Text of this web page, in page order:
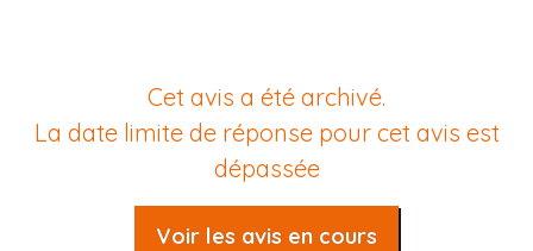
Cet avis a été archivé.
La date limite de réponse pour cet avis est
dépassée
Voir les avis en cours